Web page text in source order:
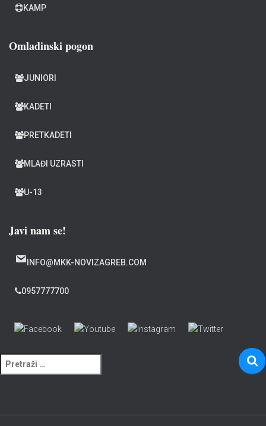
KAMP
Omladinski pogon
JUNIORI
KADETI
PRETKADETI
MLAĐI UZRASTI
U-13
Javi nam se!
INFO@MKK-NOVIZAGREB.COM
0957777700